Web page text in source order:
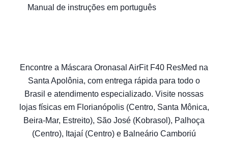
Manual de instruções em português
Encontre a Máscara Oronasal AirFit F40 ResMed na
Santa Apolônia, com entrega rápida para todo o
Brasil e atendimento especializado. Visite nossas
lojas físicas em Florianópolis (Centro, Santa Mônica,
Beira-Mar, Estreito), São José (Kobrasol), Palhoça
(Centro), Itajaí (Centro) e Balneário Camboriú